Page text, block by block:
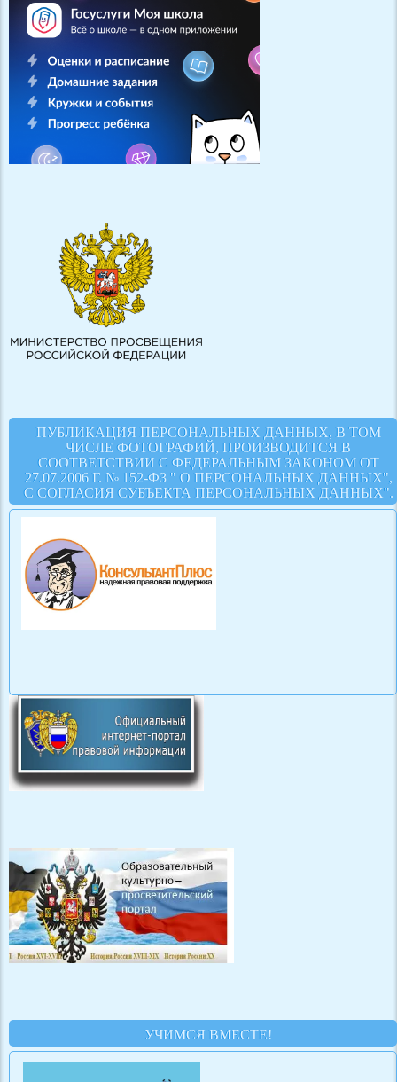
ПУБЛИКАЦИЯ ПЕРСОНАЛЬНЫХ ДАННЫХ, В ТОМ
ЧИСЛЕ ФОТОГРАФИЙ, ПРОИЗВОДИТСЯ В
СООТВЕТСТВИИ С ФЕДЕРАЛЬНЫМ ЗАКОНОМ ОТ
27.07.2006 Г. № 152-ФЗ " О ПЕРСОНАЛЬНЫХ ДАННЫХ",
С СОГЛАСИЯ СУБЪЕКТА ПЕРСОНАЛЬНЫХ ДАННЫХ".
УЧИМСЯ ВМЕСТЕ!